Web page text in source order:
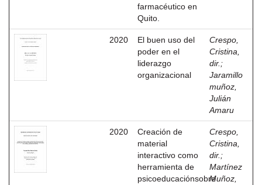
farmacéutico en
Quito.
2020
El buen uso del
poder en el
liderazgo
organizacional
Crespo,
Cristina,
dir. ;
Jaramillo
muñoz,
Julián
Amaru
2020
Creación de
material
interactivo como
herramienta de
psicoeducaciónsobre
Crespo,
Cristina,
dir. ;
Martínez
Muñoz,